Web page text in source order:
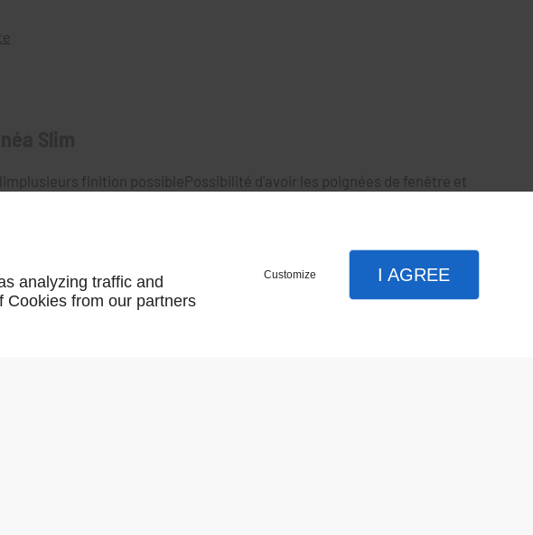
finition possiblePossibilité d'avoir les poignées de fenêtre et
analyzing traffic and
Cookies from our partners
Customize I AGREE